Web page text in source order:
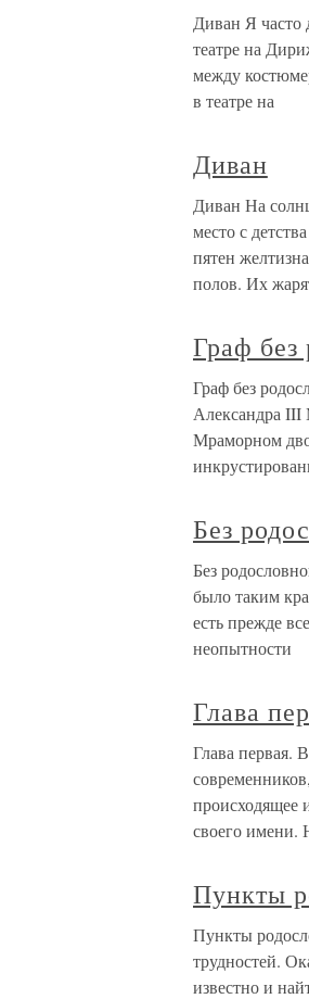
Диван Я часто
театре на
между
в театре на
Диван
Диван На
место с
пятен
полов. Их
Граф без
Граф без
Александра
Мраморном
Без
Без
было таким
есть прежде
неопытности
Глава
Глава
происходящее
своего имени.
Пункты
Пункты
трудностей.
известно и